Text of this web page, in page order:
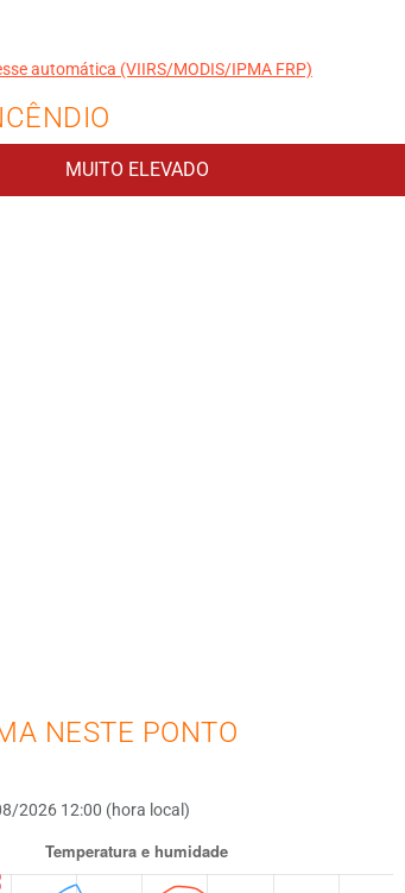
automática (VIIRS/MODIS/IPMA FRP)
NESTE PONTO
2026 12:00 (hora local)